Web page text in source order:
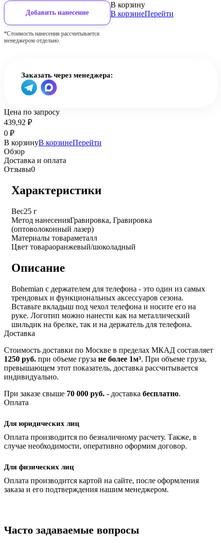
Добавить нанесение
*Стоимость нанесения рассчитывается
менеджером отдельно.
В корзину
В корзинеПерейти
Заказать через менеджера:
Цена по запросу
439,92 ₽
0 ₽
В корзинуВ корзинеПерейти
Обзор
Доставка и оплата
Отзывы0
Характеристики
Вес25 г
Метод нанесенияГравировка, Гравировка
(оптоволоконный лазер)
Материалы товараметалл
Цвет товараоранжевый/шоколадный
Описание
Bohemian с держателем для телефона - это один из самых
трендовых и функциональных аксессуаров сезона.
Вставьте вкладыш под чехол телефона и носите его на
руке. Логотип можно нанести как на металлический
шильдик на брелке, так и на держатель для телефона.
Доставка
Стоимость доставки по Москве в пределах МКАД составляет
1250 руб. при объеме груза не более 1м³. При объеме груза,
превышающем этот показатель, доставка рассчитывается
индивидуально.
При заказе свыше 70 000 руб. - доставка бесплатно.
Оплата
Для юридических лиц
Оплата производится по безналичному расчету. Также, в
случае необходимости, оперативно оформим договор.
Для физических лиц
Оплата производится картой на сайте, после оформления
заказа и его подтверждения нашим менеджером.
Часто задаваемые вопросы